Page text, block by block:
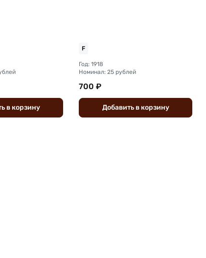
вкорзину
F
Год: 1918
Номинал: 25 рублей
700 ₽
Добавить вкорзину